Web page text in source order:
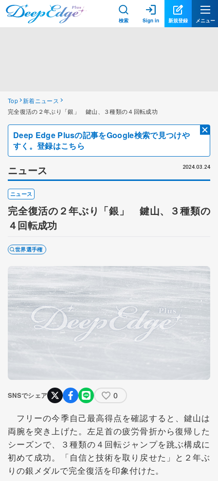
検索 Sign in 新規登録 メニュー
Top 新着ニュース
完全復活の２年ぶり「銀」 鍵山、３種類の４回転成功
Deep Edge Plusの記事をGoogle検索で見つけや
すく。登録はこちら
ニュース 2024.03.24
ニュース
完全復活の２年ぶり「銀」 鍵山、３種類の
４回転成功
世界選手権
SNSでシェア 0
フリーの今季自己最高得点を確認すると、鍵山は
両腕を突き上げた。左足首の疲労骨折から復帰した
シーズンで、３種類の４回転ジャンプを跳ぶ構成に
初めて成功。「自信と技術を取り戻せた」と２年ぶ
りの銀メダルで完全復活を印象付けた。